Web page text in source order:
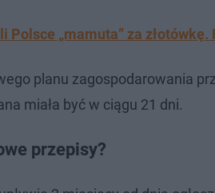
Polsce „mamuta” za
planu zagospodarowania
miała być w ciągu 21 dni.
przepisy?